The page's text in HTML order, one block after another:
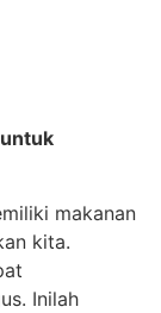
makanan
kita.
Inilah